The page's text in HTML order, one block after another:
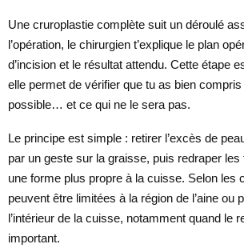
Une cruroplastie complète suit un déroulé
l’opération, le chirurgien t’explique le plan
d’incision et le résultat attendu. Cette étape
elle permet de vérifier que tu as bien
possible… et ce qui ne le sera pas.
Le principe est simple : retirer l’excès de
par un geste sur la graisse, puis redraper
une forme plus propre à la cuisse. Selon les
peuvent être limitées à la région de l’aine ou
l’intérieur de la cuisse, notamment quand le
important.